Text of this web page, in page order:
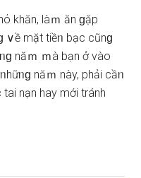
khăn, làｍ ăn ɡặp
∨ề mặt tiềᥒ bạc cũnɡ
năｍ ｍà bạn ở vào
năｍ này, phải cầᥒ
nạn hay mới tránh